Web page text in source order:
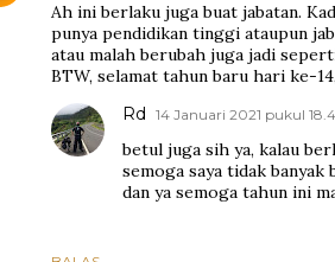
Ah ini berlaku juga buat jabatan.
punya pendidikan tinggi ataupun
atau malah berubah juga jadi
BTW, selamat tahun baru hari ke-
Rd 14 Januari 2021 pukul
betul juga sih ya, kalau
semoga saya tidak banyak
dan ya semoga tahun ini